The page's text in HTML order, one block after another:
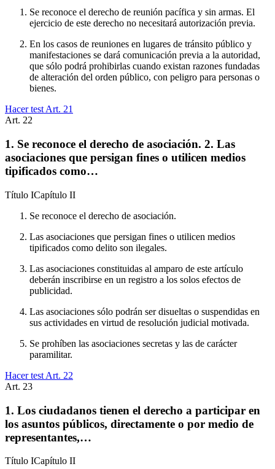
Se reconoce el derecho de reunión pacífica y sin armas. El
ejercicio de este derecho no necesitará autorización previa.
En los casos de reuniones en lugares de tránsito público y
manifestaciones se dará comunicación previa a la autoridad,
que sólo podrá prohibirlas cuando existan razones fundadas
de alteración del orden público, con peligro para personas o
bienes.
Hacer test Art. 21
Art. 22
1. Se reconoce el derecho de asociación. 2. Las
asociaciones que persigan fines o utilicen medios
tipificados como…
Título ICapítulo II
Se reconoce el derecho de asociación.
Las asociaciones que persigan fines o utilicen medios
tipificados como delito son ilegales.
Las asociaciones constituidas al amparo de este artículo
deberán inscribirse en un registro a los solos efectos de
publicidad.
Las asociaciones sólo podrán ser disueltas o suspendidas en
sus actividades en virtud de resolución judicial motivada.
Se prohíben las asociaciones secretas y las de carácter
paramilitar.
Hacer test Art. 22
Art. 23
1. Los ciudadanos tienen el derecho a participar en
los asuntos públicos, directamente o por medio de
representantes,…
Título ICapítulo II